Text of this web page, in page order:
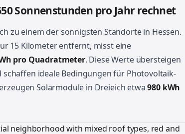
Sonnenstunden pro Jahr rechnet
zu einem der sonnigsten Standorte in Hessen.
15 Kilometer entfernt, misst eine
pro Quadratmeter. Diese Werte übersteigen
ideale Bedingungen für Photovoltaik-
Solarmodule in Dreieich etwa980 kWh